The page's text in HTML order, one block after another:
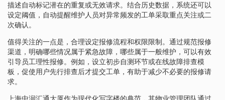
描述自动标记潜在的重复或无效请求。结合历史数据，系统还可以
设定阈值，自动提醒维护人员对异常频发的工单采取重点关注或二
次确认。
值得关注的一点是，合理设定报修流程和权限限制。通过规范报修
渠道，明确哪些情况属于紧急故障，哪些属于一般维护，可以有效
引导员工理性报修。例如，设立初步自测环节或在线故障排查模
板，促使用户先行排查后才提交工单，有助于减少不必要的报修请
求。